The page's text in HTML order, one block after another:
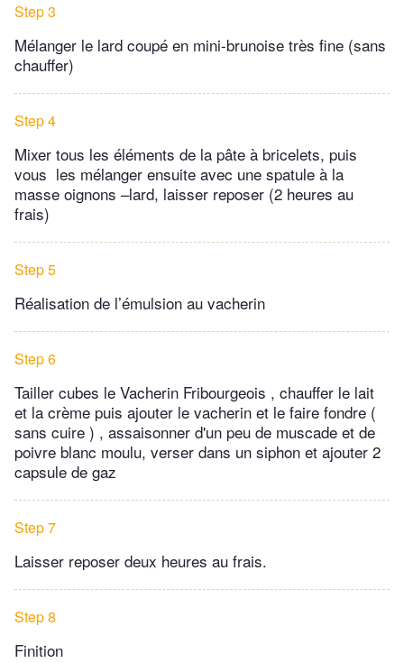
Step 3
Mélanger le lard coupé en mini-brunoise très fine (sans
chauffer)
Step 4
Mixer tous les éléments de la pâte à bricelets, puis
vous les mélanger ensuite avec une spatule à la
masse oignons –lard, laisser reposer (2 heures au
frais)
Step 5
Réalisation de l’émulsion au vacherin
Step 6
Tailler cubes le Vacherin Fribourgeois , chauffer le lait
et la crème puis ajouter le vacherin et le faire fondre (
sans cuire ) , assaisonner d'un peu de muscade et de
poivre blanc moulu, verser dans un siphon et ajouter 2
capsule de gaz
Step 7
Laisser reposer deux heures au frais.
Step 8
Finition